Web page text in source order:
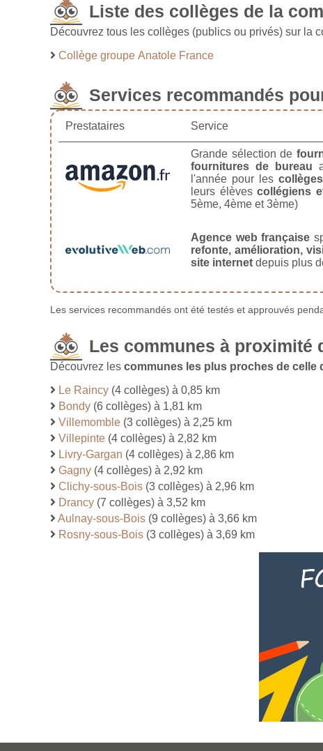
Liste des collèges de la
Découvrez tous les collèges (publics ou privés) sur la
Collège groupe Anatole France
Services recommandés
Prestataires Service
Grande sélection de
fournitures de bureau
l'année pour les collèges
leurs élèvescollégiens
5ème, 4ème et 3ème)
Agence web française
refonte, amélioration,
site internet depuis plus
Les services recommandés ont été testés et approuvés
Les communes à proximité
Découvrez les communes les plus proches de celle
Le Raincy (4 collèges) à 0,85 km
Bondy (6 collèges) à 1,81 km
Villemomble (3 collèges) à 2,25 km
Villepinte (4 collèges) à 2,82 km
Livry-Gargan (4 collèges) à 2,86 km
Gagny (4 collèges) à 2,92 km
Clichy-sous-Bois (3 collèges) à 2,96 km
Drancy (7 collèges) à 3,52 km
Aulnay-sous-Bois (9 collèges) à 3,66 km
Rosny-sous-Bois (3 collèges) à 3,69 km